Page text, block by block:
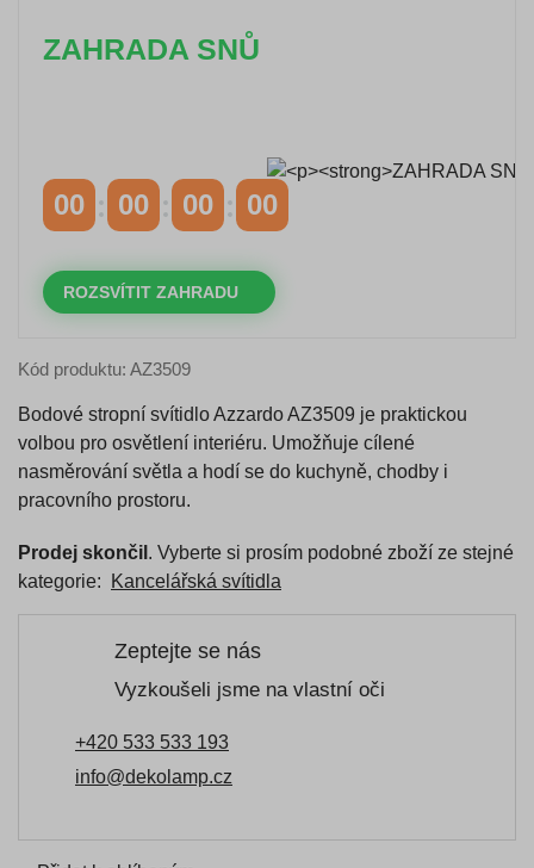
ZAHRADA SNŮ
00 00 00 00
ROZSVÍTIT ZAHRADU
Kód produktu: AZ3509
Bodové stropní svítidlo Azzardo AZ3509 je praktickou
volbou pro osvětlení interiéru. Umožňuje cílené
nasměrování světla a hodí se do kuchyně, chodby i
pracovního prostoru.
Prodej skončil . Vyberte si prosím podobné zboží ze stejné
kategorie:
Kancelářská svítidla
Zeptejte se nás
Vyzkoušeli jsme na vlastní oči
+420 533 533 193
info@dekolamp.cz